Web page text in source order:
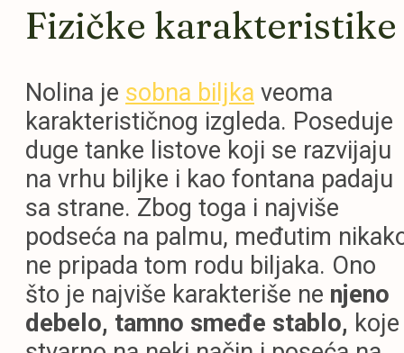
Fizičke karakteristike
Nolina je sobna biljka veoma
karakterističnog izgleda. Poseduje
duge tanke listove koji se razvijaju
na vrhu biljke i kao fontana padaju
sa strane. Zbog toga i najviše
podseća na palmu, međutim
ne pripada tom rodu biljaka. Ono
što je najviše karakteriše ne njeno
debelo, tamno smeđe stablo, koje